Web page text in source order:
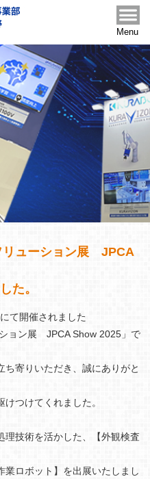
Menu
リューション展 JPCA
た。
て開催されました
ョン展 JPCA Show 2025」で
寄りいただき、誠にありがと
つけてくれました。
理技術を活かした、【外観検査
業ロボット】を出展いたしまし